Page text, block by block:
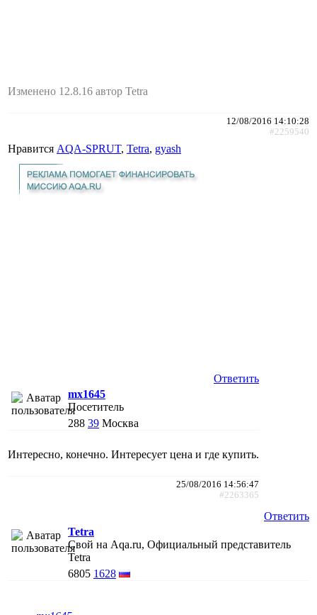
Изменено 12.8.16 автор Tetra
12/08/2016 14:10:28
#2259540
Нравится AQA-SPRUT, Tetra, gyash
Ответить
mx1645
Посетитель
288 39 Москва
Интересно, конечно. Интересует цена и где купить.
25/08/2016 14:56:47
#2263365
Ответить
Tetra
Свой на Aqa.ru, Официальный представитель
Tetra
6805 1628